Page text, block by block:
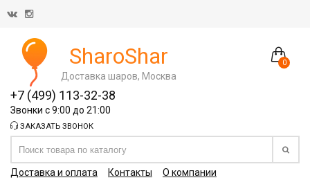
0
SharoShar
Доставка шаров, Москва
+7 (499) 113-32-38
Звонки с 9:00 до 21:00
ЗАКАЗАТЬ ЗВОНОК
Доставка и оплата Контакты О компании